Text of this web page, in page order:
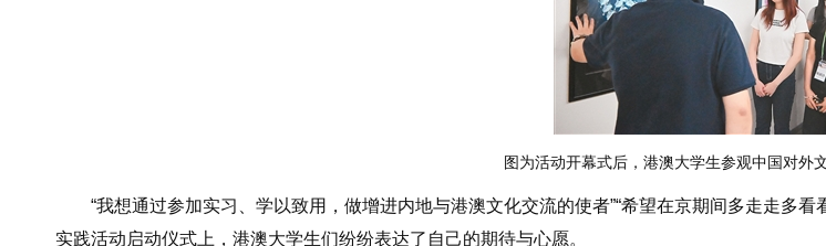
图为活动开幕式后，港澳大学生参观中国对外
“我想通过参加实习、学以致用，做增进内地与港澳文化交流的使者”“希望在京期间多走走多
实践活动启动仪式上，港澳大学生们纷纷表达了自己的期待与心愿。